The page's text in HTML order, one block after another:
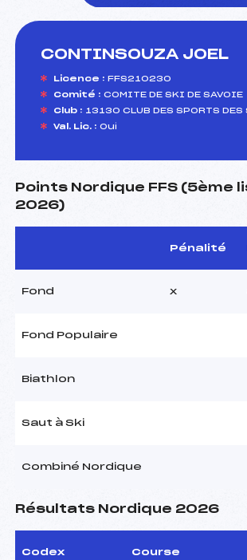
CONTINSOUZA JOEL
Licence : FFS210230
Comité : COMITE DE SKI DE SAVOIE
Club : 13130 CLUB DES SPORTS
Val. Lic. : Oui
Points Nordique FFS (5ème
2026)
Pénalité
Fond x
Fond Populaire
Biathlon
Saut à Ski
Combiné Nordique
Résultats Nordique 2026
Codex Course